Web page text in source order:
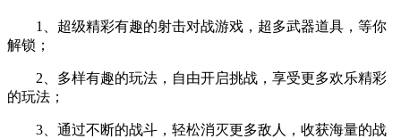
1、超级精彩有趣的射击对战游戏，超多武器道具，等你
解锁；
2、多样有趣的玩法，自由开启挑战，享受更多欢乐精彩
的玩法；
3、通过不断的战斗，轻松消灭更多敌人，收获海量的战